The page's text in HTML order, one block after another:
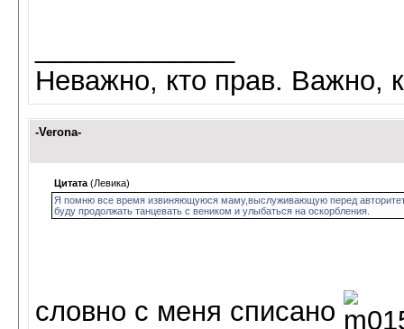
Неважно, кто прав. Важно,
-Verona-
Цитата (Левика)
Я помню все время извиняющуюся маму,выслуживающую перед
буду продолжать танцевать с веником и улыбаться на оскорбления.
словно с меня списано